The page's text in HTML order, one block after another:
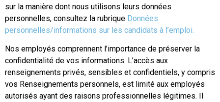
sur la manière dont nous utilisons leurs données
personnelles, consultez la rubrique Données
personnelles/informations sur les candidats à l’emploi.
Nos employés comprennent l’importance de préserver la
confidentialité de vos informations. L’accès aux
renseignements privés, sensibles et confidentiels, y compris
vos Renseignements personnels, est limité aux employés
autorisés ayant des raisons professionnelles légitimes. Il